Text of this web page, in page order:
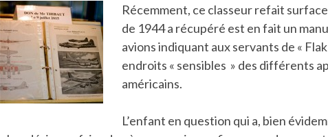
Récemment, ce classeur refait
de 1944 a récupéré est en fait un
avions indiquant aux servants de «
endroits « sensibles » des différents
américains.
L’enfant en question qui a, bien